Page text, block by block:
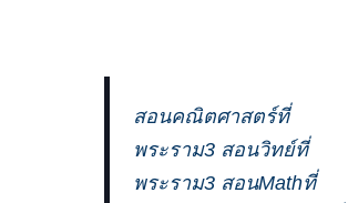
สอนคณิตศาสตร์ที่
พระราม3 สอนวิทย์ที่
พระราม3 สอนMathที่